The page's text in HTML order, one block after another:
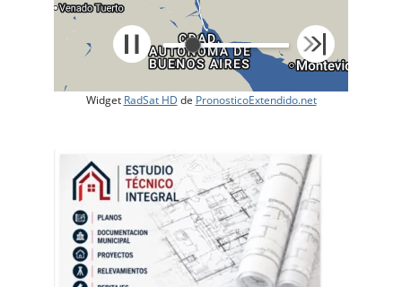
Widget RadSat HD de PronosticoExtendido.net